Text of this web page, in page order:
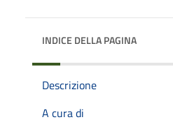
INDICE DELLA PAGINA
Descrizione
A cura di